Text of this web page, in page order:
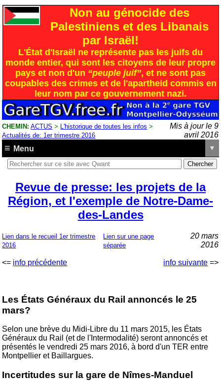
Non au génocide des
Palestiniens et des Libanais
par Israël!
L'État d'Israël ne représente pas les juifs du
monde entier, qui sont les citoyens de leur propre
pays et non d'un “peuple juif”, et ne sont pas
coupables des crimes et de l'apartheid commis en
leur nom par ce gouvernement nazi.
CHEMIN: ACTUS > L'historique de toutes les infos >
Actualités de: 1er trimestre 2016
Mis à jour le 9
avril 2016
Menu
Revue de presse: les projets de la
Région, et l'exemple de Notre-Dame-
des-Landes
Lien dans le recueil 1er trimestre
2016
Lien sur une page
séparée
20 mars
2016
<= info précédente info suivante =>
Les États Généraux du Rail annoncés le 25
mars?
Selon une brève du Midi-Libre du 11 mars 2015, les États
Généraux du Rail (et de l'Intermodalité) seront annoncés et
présentés le vendredi 25 mars 2016, à bord d'un TER entre
Montpellier et Baillargues.
Incertitudes sur la gare de Nîmes-Manduel